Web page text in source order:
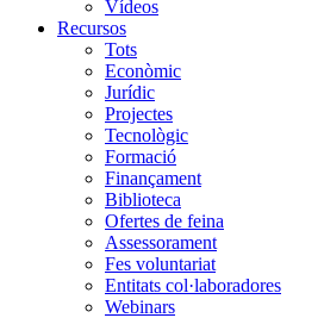
Vídeos
Recursos
Tots
Econòmic
Jurídic
Projectes
Tecnològic
Formació
Finançament
Biblioteca
Ofertes de feina
Assessorament
Fes voluntariat
Entitats col·laboradores
Webinars